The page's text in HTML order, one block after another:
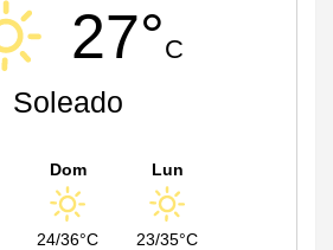
27°C
Soleado
Dom
24/36°C
Lun
23/35°C